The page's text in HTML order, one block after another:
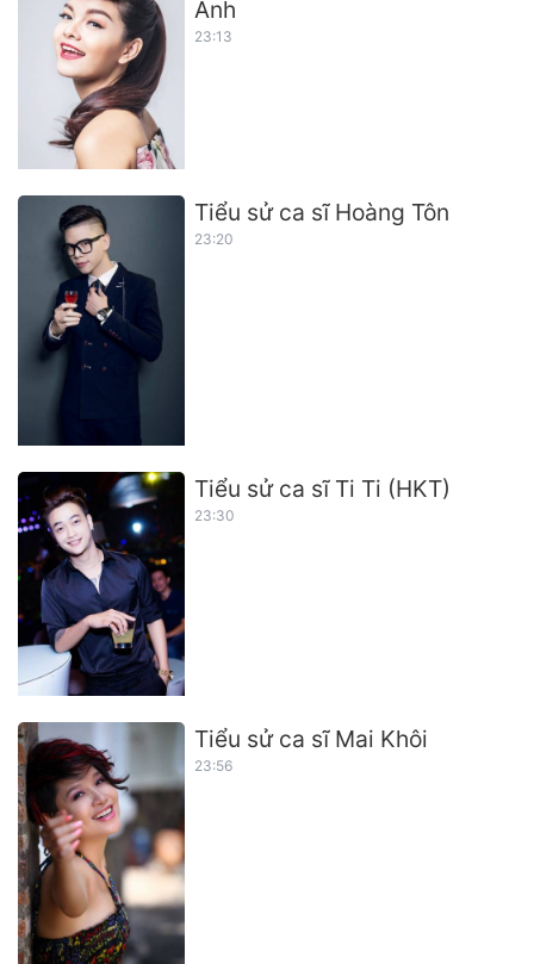
Anh
23:13
Tiểu sử ca sĩ Hoàng Tôn
23:20
Tiểu sử ca sĩ Ti Ti (HKT)
23:30
Tiểu sử ca sĩ Mai Khôi
23:56